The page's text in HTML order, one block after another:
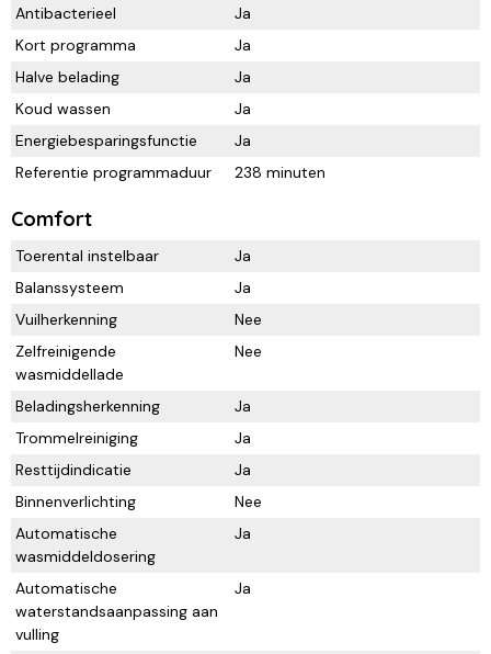
Antibacterieel
Ja
Kort programma
Ja
Halve belading
Ja
Koud wassen
Ja
Energiebesparingsfunctie
Ja
Referentie programmaduur
238 minuten
Comfort
Toerental instelbaar
Ja
Balanssysteem
Ja
Vuilherkenning
Nee
Zelfreinigende
wasmiddellade
Nee
Beladingsherkenning
Ja
Trommelreiniging
Ja
Resttijdindicatie
Ja
Binnenverlichting
Nee
Automatische
wasmiddeldosering
Ja
Automatische
waterstandsaanpassing aan
vulling
Ja